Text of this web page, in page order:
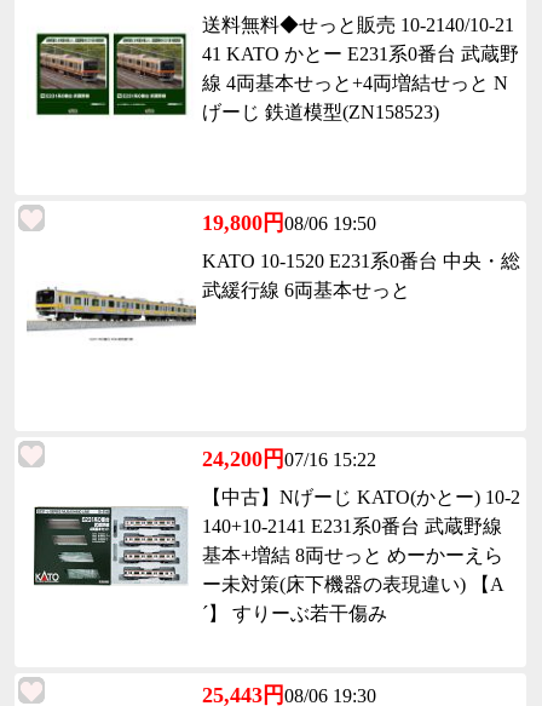
送料無料◆せっと販売 10-2140/10-21
41 KATO かとー E231系0番台 武蔵野
線 4両基本せっと+4両増結せっと N
げーじ 鉄道模型(ZN158523)
19,800円08/06 19:50
KATO 10-1520 E231系0番台 中央・総
武緩行線 6両基本せっと
24,200円07/16 15:22
【中古】Nげーじ KATO(かとー) 10-2
140+10-2141 E231系0番台 武蔵野線
基本+増結 8両せっと めーかーえら
ー未対策(床下機器の表現違い) 【A
´】 すりーぶ若干傷み
25,443円08/06 19:30